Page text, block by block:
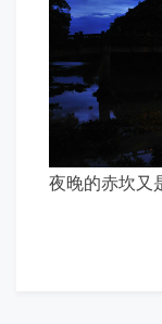
夜晚的赤坎又